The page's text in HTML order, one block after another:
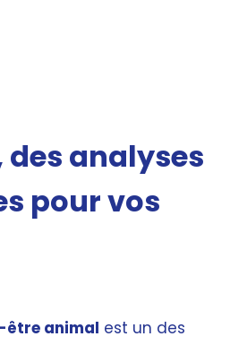
des analyses
pour vos
être animal est un des